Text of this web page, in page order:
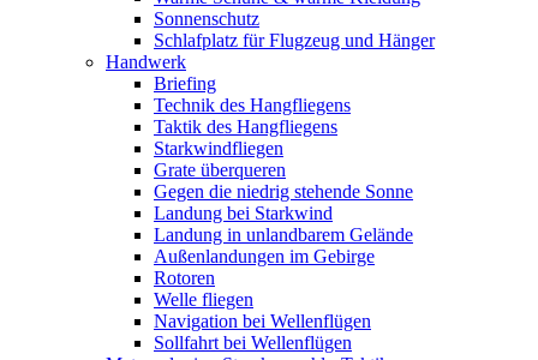
Sonnenschutz
Schlafplatz für Flugzeug und Hänger
Handwerk
Briefing
Technik des Hangfliegens
Taktik des Hangfliegens
Starkwindfliegen
Grate überqueren
Gegen die niedrig stehende Sonne
Landung bei Starkwind
Landung in unlandbarem Gelände
Außenlandungen im Gebirge
Rotoren
Welle fliegen
Navigation bei Wellenflügen
Sollfahrt bei Wellenflügen